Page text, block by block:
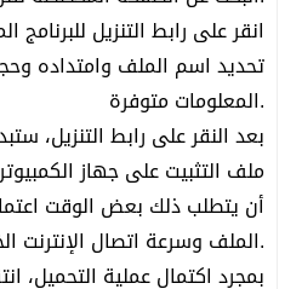
انقر على رابط التنزيل
تحديد اسم الملف وامتداده
المعلومات متوفرة.
بعد النقر على رابط التنزيل،
ملف التثبيت على جهاز
أن يتطلب ذلك بعض الوقت
الملف وسرعة اتصال الإنترنت الخاص بك.
بمجرد اكتمال عملية التحميل،